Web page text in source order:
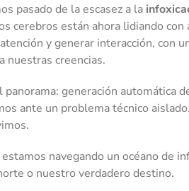
pasado de la escasez a la
cerebros están ahora lidiando
y generar interacción, con
nuestras creencias.
generación automática
ante un problema técnico
navegando un océano de
o nuestro verdadero destino.